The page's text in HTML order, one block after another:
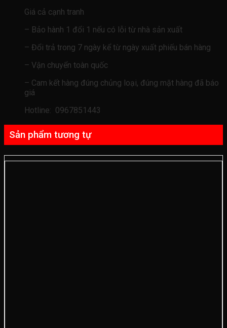
Giá cả cạnh tranh
– Bảo hành 1 đổi 1 nếu có lỗi từ nhà sản xuất
– Đổi trả trong 7 ngày kể từ ngày xuất phiếu bán hàng
– Vận chuyển toàn quốc
– Cam kết hàng đúng chủng loại, đúng mặt hàng đã báo
giá
Hotline: 0967851443
Sản phẩm tương tự